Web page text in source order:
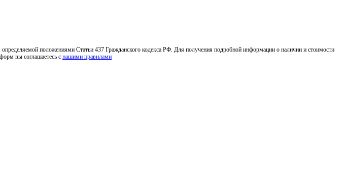
положениями Статьи 437 Гражданского кодекса РФ. Для получения подробной информации о наличии и стоимости
вы соглашаетесь с нашими правилами